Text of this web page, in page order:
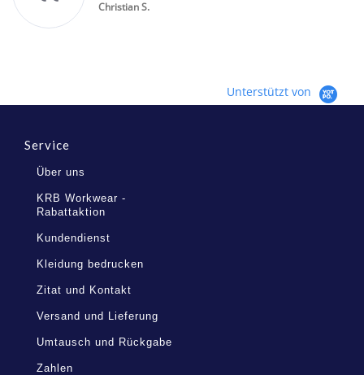
Christian S.
Unterstützt von
Service
Über uns
KRB Workwear -
Rabattaktion
Kundendienst
Kleidung bedrucken
Zitat und Kontakt
Versand und Lieferung
Umtausch und Rückgabe
Zahlen